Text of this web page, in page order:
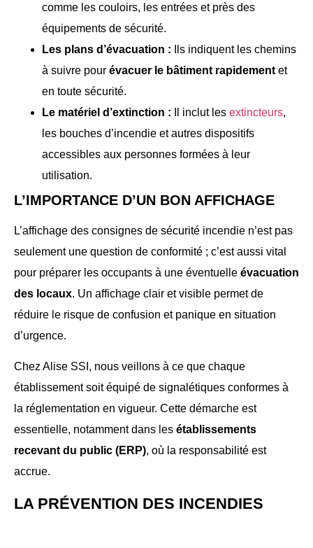
comme les couloirs, les entrées et près des
équipements de sécurité.
Les plans d’évacuation : Ils indiquent les chemins
à suivre pour évacuer le bâtiment rapidement et
en toute sécurité.
Le matériel d’extinction : Il inclut les extincteurs,
les bouches d’incendie et autres dispositifs
accessibles aux personnes formées à leur
utilisation.
L’IMPORTANCE D’UN BON AFFICHAGE
L’affichage des consignes de sécurité incendie n’est pas
seulement une question de conformité ; c’est aussi vital
pour préparer les occupants à une éventuelle évacuation
des locaux. Un affichage clair et visible permet de
réduire le risque de confusion et panique en situation
d’urgence.
Chez Alise SSI, nous veillons à ce que chaque
établissement soit équipé de signalétiques conformes à
la réglementation en vigueur. Cette démarche est
essentielle, notamment dans les établissements
recevant du public (ERP), où la responsabilité est
accrue.
LA PRÉVENTION DES INCENDIES